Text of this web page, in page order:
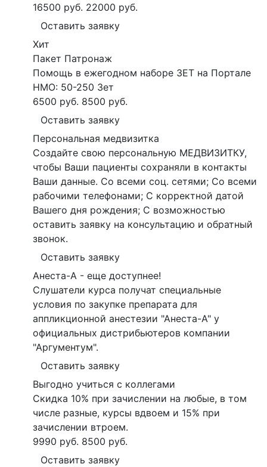
16500 руб. 22000 руб.
Оставить заявку
Хит
Пакет Патронаж
Помощь в ежегодном наборе ЗЕТ на Портале
НМО: 50-250 Зет
6500 руб. 8500 руб.
Оставить заявку
Персональная медвизитка
Создайте свою персональную МЕДВИЗИТКУ,
чтобы Ваши пациенты сохраняли в контакты
Ваши данные. Со всеми соц. сетями; Со всеми
рабочими телефонами; С корректной датой
Вашего дня рождения; С возможностью
оставить заявку на консультацию и обратный
звонок.
Оставить заявку
Анеста-А - еще доступнее!
Слушатели курса получат специальные
условия по закупке препарата для
аппликционной анестезии "Анеста-А" у
официальных дистрибьютеров компании
"Аргументум".
Оставить заявку
Выгодно учиться с коллегами
Скидка 10% при зачислении на любые, в том
числе разные, курсы вдвоем и 15% при
зачислении втроем.
9990 руб. 8500 руб.
Оставить заявку